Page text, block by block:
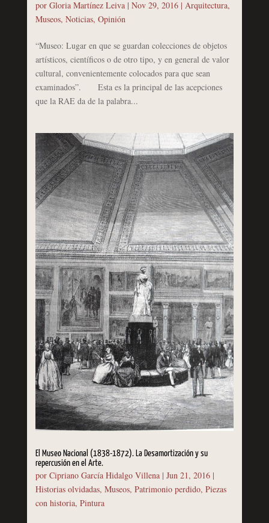
por Gloria Martínez Leiva| Nov 29, 2016| Arquitectura,
Museos, Noticias, Opinión
“Museo: Lugar en que se guardan colecciones de objetos
artísticos, científicos o de otro tipo, y en general de valor
cultural, convenientemente colocados para que sean
examinados”. Esta es la principal de las acepciones
que la RAE da de la palabra...
El Museo Nacional (1838-1872). La Desamortización y su
repercusión en el Arte.
por Cipriano García Hidalgo Villena| Jun 21, 2016|
Historias olvidadas, Museos, Patrimonio perdido, Piezas
con historia, Pintura